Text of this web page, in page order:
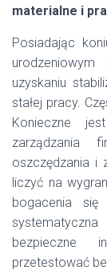
materialne i
Posiadając
uzyskaniu
stałej pracy.
Konieczne
zarządzania
oszczędzania i
liczyć na
bogacenia
bezpieczne
przetestować